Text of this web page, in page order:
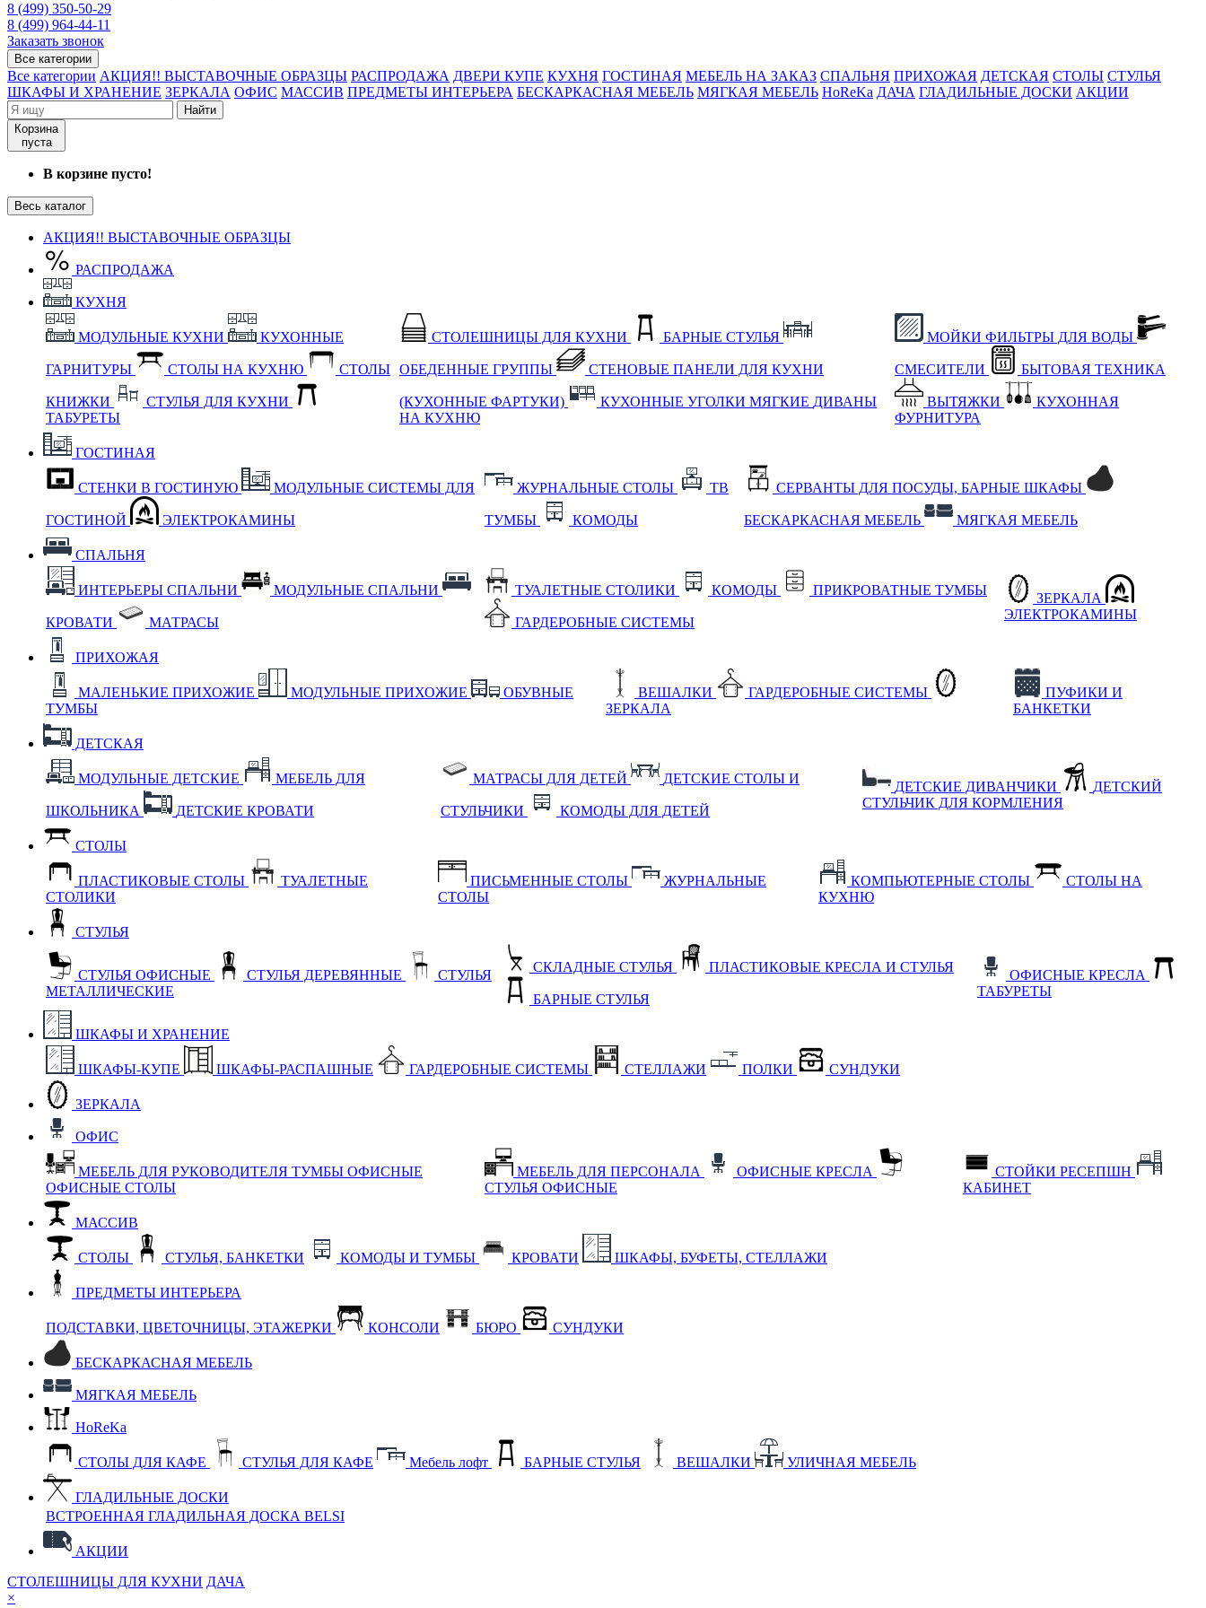
8 (499) 350-50-29
8 (499) 964-44-11
Заказать звонок
Все категории
Все категории АКЦИЯ!! ВЫСТАВОЧНЫЕ ОБРАЗЦЫ РАСПРОДАЖА ДВЕРИ КУПЕ КУХНЯ ГОСТИНАЯ МЕБЕЛЬ НА ЗАКАЗ СПАЛЬНЯ ПРИХОЖАЯ ДЕТСКАЯ СТОЛЫ СТУЛЬЯ
ШКАФЫ И ХРАНЕНИЕ ЗЕРКАЛА ОФИС МАССИВ ПРЕДМЕТЫ ИНТЕРЬЕРА БЕСКАРКАСНАЯ МЕБЕЛЬ МЯГКАЯ МЕБЕЛЬ HoReKa ДАЧА ГЛАДИЛЬНЫЕ ДОСКИ АКЦИИ
Найти
Корзина
пуста
В корзине пусто!
Весь каталог
АКЦИЯ!! ВЫСТАВОЧНЫЕ ОБРАЗЦЫ
РАСПРОДАЖА
КУХНЯ
МОДУЛЬНЫЕ КУХНИ КУХОННЫЕ
ГАРНИТУРЫ СТОЛЫ НА КУХНЮ СТОЛЫ
КНИЖКИ
СТУЛЬЯ ДЛЯ КУХНИ
ТАБУРЕТЫ
СТОЛЕШНИЦЫ ДЛЯ КУХНИ БАРНЫЕ СТУЛЬЯ
ОБЕДЕННЫЕ ГРУППЫ СТЕНОВЫЕ ПАНЕЛИ ДЛЯ КУХНИ
(КУХОННЫЕ ФАРТУКИ) КУХОННЫЕ УГОЛКИ МЯГКИЕ ДИВАНЫ
НА КУХНЮ
МОЙКИ ФИЛЬТРЫ ДЛЯ ВОДЫ
СМЕСИТЕЛИ БЫТОВАЯ ТЕХНИКА
ВЫТЯЖКИ
КУХОННАЯ
ФУРНИТУРА
ГОСТИНАЯ
СТЕНКИ В ГОСТИНУЮ МОДУЛЬНЫЕ СИСТЕМЫ ДЛЯ
ГОСТИНОЙ ЭЛЕКТРОКАМИНЫ
ЖУРНАЛЬНЫЕ СТОЛЫ ТВ
ТУМБЫ КОМОДЫ
СЕРВАНТЫ ДЛЯ ПОСУДЫ, БАРНЫЕ ШКАФЫ
БЕСКАРКАСНАЯ МЕБЕЛЬ МЯГКАЯ МЕБЕЛЬ
СПАЛЬНЯ
ИНТЕРЬЕРЫ СПАЛЬНИ МОДУЛЬНЫЕ СПАЛЬНИ
КРОВАТИ МАТРАСЫ
ТУАЛЕТНЫЕ СТОЛИКИ КОМОДЫ ПРИКРОВАТНЫЕ ТУМБЫ
ГАРДЕРОБНЫЕ СИСТЕМЫ
ЗЕРКАЛА
ЭЛЕКТРОКАМИНЫ
ПРИХОЖАЯ
МАЛЕНЬКИЕ ПРИХОЖИЕ МОДУЛЬНЫЕ ПРИХОЖИЕ
ОБУВНЫЕ
ТУМБЫ
ВЕШАЛКИ
ГАРДЕРОБНЫЕ СИСТЕМЫ
ЗЕРКАЛА
ПУФИКИ И
БАНКЕТКИ
ДЕТСКАЯ
МОДУЛЬНЫЕ ДЕТСКИЕ МЕБЕЛЬ ДЛЯ
ШКОЛЬНИКА ДЕТСКИЕ КРОВАТИ
МАТРАСЫ ДЛЯ ДЕТЕЙ ДЕТСКИЕ СТОЛЫ И
СТУЛЬЧИКИ КОМОДЫ ДЛЯ ДЕТЕЙ
ДЕТСКИЕ ДИВАНЧИКИ
ДЕТСКИЙ
СТУЛЬЧИК ДЛЯ КОРМЛЕНИЯ
СТОЛЫ
ПЛАСТИКОВЫЕ СТОЛЫ
ТУАЛЕТНЫЕ
СТОЛИКИ
ПИСЬМЕННЫЕ СТОЛЫ
ЖУРНАЛЬНЫЕ
СТОЛЫ
КОМПЬЮТЕРНЫЕ СТОЛЫ
СТОЛЫ НА
КУХНЮ
СТУЛЬЯ
СТУЛЬЯ ОФИСНЫЕ СТУЛЬЯ ДЕРЕВЯННЫЕ
СТУЛЬЯ
МЕТАЛЛИЧЕСКИЕ
СКЛАДНЫЕ СТУЛЬЯ ПЛАСТИКОВЫЕ КРЕСЛА И СТУЛЬЯ
БАРНЫЕ СТУЛЬЯ
ОФИСНЫЕ КРЕСЛА
ТАБУРЕТЫ
ШКАФЫ И ХРАНЕНИЕ
ШКАФЫ-КУПЕ ШКАФЫ-РАСПАШНЫЕ ГАРДЕРОБНЫЕ СИСТЕМЫ СТЕЛЛАЖИ ПОЛКИ СУНДУКИ
ЗЕРКАЛА
ОФИС
МЕБЕЛЬ ДЛЯ РУКОВОДИТЕЛЯ ТУМБЫ ОФИСНЫЕ
ОФИСНЫЕ СТОЛЫ
МЕБЕЛЬ ДЛЯ ПЕРСОНАЛА
ОФИСНЫЕ КРЕСЛА
СТУЛЬЯ ОФИСНЫЕ
СТОЙКИ РЕСЕПШН
КАБИНЕТ
МАССИВ
СТОЛЫ СТУЛЬЯ, БАНКЕТКИ КОМОДЫ И ТУМБЫ КРОВАТИ ШКАФЫ, БУФЕТЫ, СТЕЛЛАЖИ
ПРЕДМЕТЫ ИНТЕРЬЕРА
ПОДСТАВКИ, ЦВЕТОЧНИЦЫ, ЭТАЖЕРКИ КОНСОЛИ БЮРО СУНДУКИ
БЕСКАРКАСНАЯ МЕБЕЛЬ
МЯГКАЯ МЕБЕЛЬ
HoReKa
СТОЛЫ ДЛЯ КАФЕ СТУЛЬЯ ДЛЯ КАФЕ Мебель лофт БАРНЫЕ СТУЛЬЯ ВЕШАЛКИ УЛИЧНАЯ МЕБЕЛЬ
ГЛАДИЛЬНЫЕ ДОСКИ
ВСТРОЕННАЯ ГЛАДИЛЬНАЯ ДОСКА BELSI
АКЦИИ
СТОЛЕШНИЦЫ ДЛЯ КУХНИ ДАЧА
×